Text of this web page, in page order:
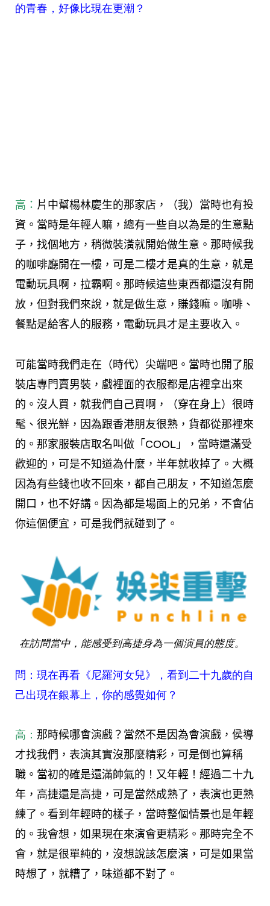
的青春，好像比現在更潮？
高： 片中幫楊林慶生的那家店，（我）當時也有投
資。當時是年輕人嘛，總有一些自以為是的生意點
子，找個地方，稍微裝潢就開始做生意。那時候我
的咖啡廳開在一樓，可是二樓才是真的生意，就是
電動玩具啊，拉霸啊。那時候這些東西都還沒有開
放，但對我們來說，就是做生意，賺錢嘛。咖啡、
餐點是給客人的服務，電動玩具才是主要收入。
可能當時我們走在（時代）尖端吧。當時也開了服
裝店專門賣男裝，戲裡面的衣服都是店裡拿出來
的。沒人買，就我們自己買啊，（穿在身上）很時
髦、很光鮮，因為跟香港朋友很熟，貨都從那裡來
的。那家服裝店取名叫做「COOL」，當時還滿受
歡迎的，可是不知道為什麼，半年就收掉了。大概
因為有些錢也收不回來，都自己朋友，不知道怎麼
開口，也不好講。因為都是場面上的兄弟，不會佔
你這個便宜，可是我們就碰到了。
在訪問當中，能感受到高捷身為一個演員的態度。
問：現在再看《尼羅河女兒》，看到二十九歲的自
己出現在銀幕上，你的感覺如何？
高： 那時候哪會演戲？當然不是因為會演戲，侯導
才找我們，表演其實沒那麼精彩，可是倒也算稱
職。當初的確是還滿帥氣的！又年輕！經過二十九
年，高捷還是高捷，可是當然成熟了，表演也更熟
練了。看到年輕時的樣子，當時整個情景也是年輕
的。我會想，如果現在來演會更精彩。那時完全不
會，就是很單純的，沒想說該怎麼演，可是如果當
時想了，就糟了，味道都不對了。